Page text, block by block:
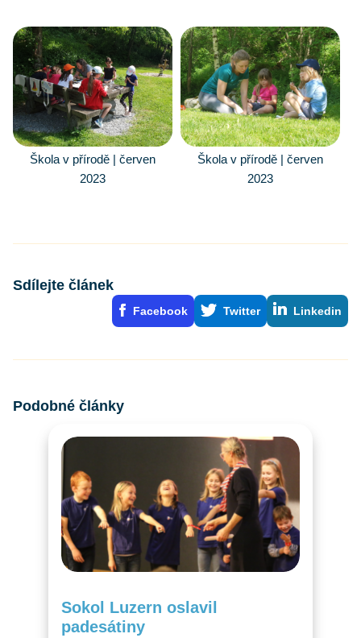
Škola v přírodě | červen
2023
Škola v přírodě | červen
2023
Sdílejte článek
Facebook Twitter Linkedin
Podobné články
Sokol Luzern oslavil
padesátiny